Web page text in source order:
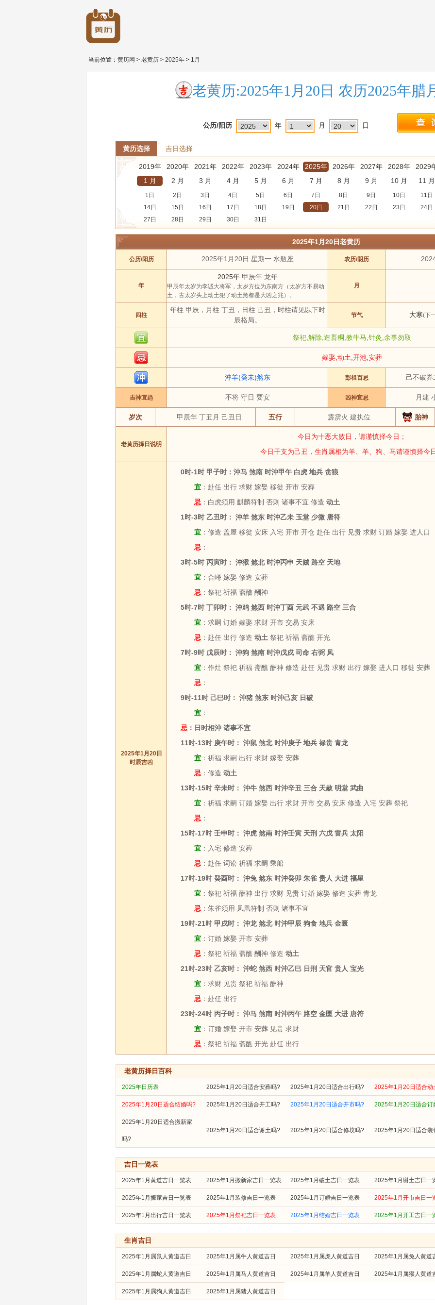
当前位置： 黄历网 > 老黄历 > 2025年 > 1月
老黄历:2025年1月20日 农历2025年腊
公历/阳历 年 月 日
黄历选择 吉日选择
2019年 2020年 2021年 2022年 2023年 2024年 2025年 2026年 2027年 2028年
2029
1 月
2 月 3 月 4 月 5 月 6 月 7 月 8 月 9 月 10 月 11 月
1日 2日 3日 4日 5日 6日 7日 8日 9日 10日
11日
14日
15日 16日 17日 18日 19日 20日 21日 22日 23日
24日
27日
28日 29日 30日 31日
2024年 2025年 2026年 2027年
虎 兔
2025年1月20日老黄历
公历/阳历 2025年1月20日 星期一 水瓶座 农历/阴历
年
2025年甲辰年 龙年
甲辰年太岁为李诚大将军，太岁方位为东南方（太岁方不易动
土，古太岁头上动土犯了动土煞都是大凶之兆）。
月
四柱
年柱 甲辰，月柱 丁丑，日柱 己丑，时柱请见以下时
辰格局。
节气 大寒(下
祭祀,解除,造畜稠,教牛马,针灸,余事勿取
嫁娶,动土,开池,安葬
沖羊(癸未)煞东 彭祖百忌 己不破券
吉神宜趋 不将 守日 要安 凶神宜忌 月建
岁次 甲辰年 丁丑月 己丑日 五行 霹雳火 建执位 胎神
老黄历择日说明
今日为十恶大败日，请谨慎择今日；
今日干支为己丑，生肖属相为羊、羊、狗、马请谨慎择今
2025年1月20日
时辰吉凶
0时-1时 甲子时：沖马 煞南 时沖甲午 白虎 地兵 贪狼
宜 ：赴任 出行 求财 嫁娶 移徙 开市 安葬
忌 ：白虎须用 麒麟符制 否则 诸事不宜 修造 动土
1时-3时 乙丑时： 沖羊 煞东 时沖乙未 玉堂 少微 唐符
宜 ：修造 盖屋 移徙 安床 入宅 开市 开仓 赴任 出行 见贵 求财 订婚 嫁娶 进人口
忌 ：
3时-5时 丙寅时： 沖猴 煞北 时沖丙申 天贼 路空 天地
宜 ：合嵴 嫁娶 修造 安葬
忌 ：祭祀 祈福 斋醮 酬神
5时-7时 丁卯时： 沖鸡 煞西 时沖丁酉 元武 不遇 路空 三合
宜 ：求嗣 订婚 嫁娶 求财 开市 交易 安床
忌 ：赴任 出行 修造 动土 祭祀 祈福 斋醮 开光
7时-9时 戊辰时： 沖狗 煞南 时沖戊戍 司命 右弼 凤
宜 ：作灶 祭祀 祈福 斋醮 酬神 修造 赴任 见贵 求财 出行 嫁娶 进人口 移徙 安葬
忌 ：
9时-11时 己巳时： 沖猪 煞东 时沖己亥 日破
宜 ：
忌 ：日时相沖 诸事不宜
11时-13时 庚午时： 沖鼠 煞北 时沖庚子 地兵 禄贵 青龙
宜 ：祈福 求嗣 出行 求财 嫁娶 安葬
忌 ：修造 动土
13时-15时 辛未时： 沖牛 煞西 时沖辛丑 三合 天赦 明堂 武曲
宜 ：祈福 求嗣 订婚 嫁娶 出行 求财 开市 交易 安床 修造 入宅 安葬 祭祀
忌 ：
15时-17时 壬申时： 沖虎 煞南 时沖壬寅 天刑 六戊 雷兵 太阳
宜 ：入宅 修造 安葬
忌 ：赴任 词讼 祈福 求嗣 乘船
17时-19时 癸酉时： 沖兔 煞东 时沖癸卯 朱雀 贵人 大进 福星
宜 ：祭祀 祈福 酬神 出行 求财 见贵 订婚 嫁娶 修造 安葬 青龙
忌 ：朱雀须用 凤凰符制 否则 诸事不宜
19时-21时 甲戌时： 沖龙 煞北 时沖甲辰 狗食 地兵 金匮
宜 ：订婚 嫁娶 开市 安葬
忌 ：祭祀 祈福 斋醮 酬神 修造 动土
21时-23时 乙亥时： 沖蛇 煞西 时沖乙巳 日刑 天官 贵人 宝光
宜 ：求财 见贵 祭祀 祈福 酬神
忌 ：赴任 出行
23时-24时 丙子时： 沖马 煞南 时沖丙午 路空 金匮 大进 唐符
宜 ：订婚 嫁娶 开市 安葬 见贵 求财
忌 ：祭祀 祈福 斋醮 开光 赴任 出行
老黄历择日百科
2025年日历表 2025年1月20日适合安葬吗? 2025年1月20日适合出行吗? 2025年1月20日适合动
2025年1月20日适合结婚吗? 2025年1月20日适合开工吗? 2025年1月20日适合开市吗? 2025年1月20日适合订
2025年1月20日适合搬新家
吗?
2025年1月20日适合谢土吗? 2025年1月20日适合修坟吗? 2025年1月20日适合装
吉日一览表
2025年1月黄道吉日一览表 2025年1月搬新家吉日一览表 2025年1月破土吉日一览表 2025年1月谢土吉日一
2025年1月搬家吉日一览表 2025年1月装修吉日一览表 2025年1月订婚吉日一览表 2025年1月开市吉日一
2025年1月出行吉日一览表 2025年1月祭祀吉日一览表 2025年1月结婚吉日一览表 2025年1月开工吉日一
生肖吉日
2025年1月属鼠人黄道吉日 2025年1月属牛人黄道吉日 2025年1月属虎人黄道吉日 2025年1月属兔人黄道
2025年1月属蛇人黄道吉日 2025年1月属马人黄道吉日 2025年1月属羊人黄道吉日 2025年1月属猴人黄道
2025年1月属狗人黄道吉日 2025年1月属猪人黄道吉日